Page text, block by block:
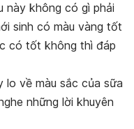
này không có gì phải
sinh có màu vàng tốt
có tốt không thì đáp
lo về màu sắc của sữa
những lời khuyên